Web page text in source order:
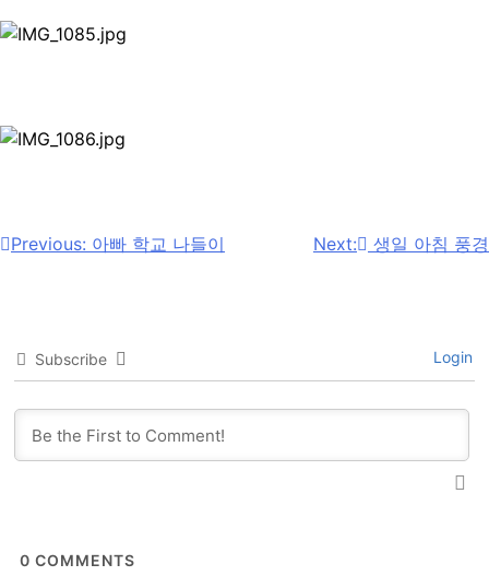
Post
Previous: 아빠 학교 나들이 Next: 생일 아침 풍경
Subscribe Login
0 COMMENTS